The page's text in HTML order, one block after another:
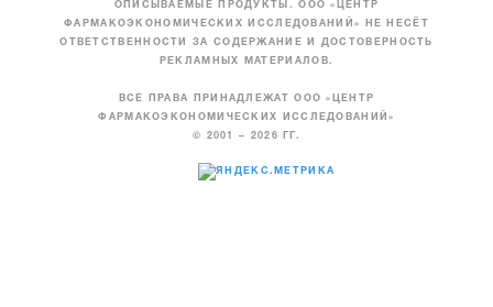
ОПИСЫВАЕМЫЕ ПРОДУКТЫ. ООО «ЦЕНТР
ФАРМАКОЭКОНОМИЧЕСКИХ ИССЛЕДОВАНИЙ» НЕ НЕСЁТ
ОТВЕТСТВЕННОСТИ ЗА СОДЕРЖАНИЕ И ДОСТОВЕРНОСТЬ
РЕКЛАМНЫХ МАТЕРИАЛОВ.
ВСЕ ПРАВА ПРИНАДЛЕЖАТ ООО «ЦЕНТР
ФАРМАКОЭКОНОМИЧЕСКИХ ИССЛЕДОВАНИЙ»
© 2001 – 2026 ГГ.